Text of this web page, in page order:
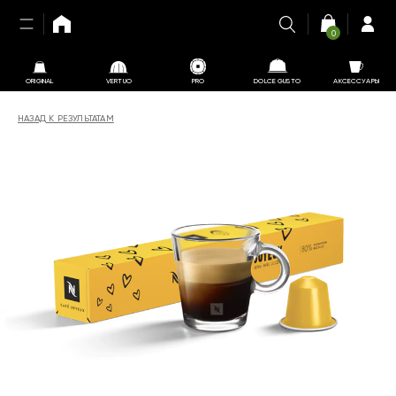
ORIGINAL VERTUO PRO DOLCE GUSTO АКСЕССУАРЫ
0
НАЗАД К РЕЗУЛЬТАТАМ